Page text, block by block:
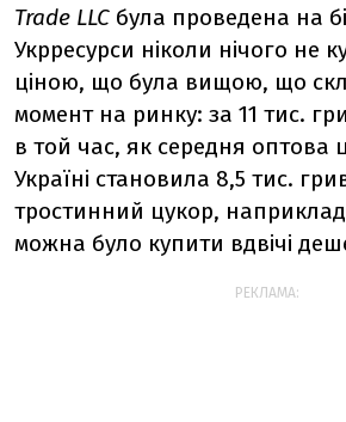
Trade LLC була проведена на
Укрресурси ніколи нічого не
ціною, що була вищою, що
момент на ринку: за 11 тис.
в той час, як середня оптова
Україні становила 8,5 тис.
тростинний цукор,
можна було купити вдвічі
РЕКЛАМА: